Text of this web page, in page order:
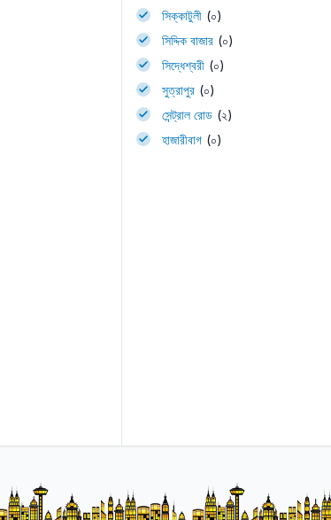
সিক্কাটুলী (০)
সিদ্দিক বাজার (০)
সিদ্ধেশ্বরী (০)
সুত্রাপুর (০)
সেন্ট্রাল রোড (২)
হাজারীবাগ (০)